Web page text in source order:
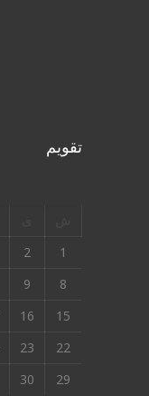
تقویم
1
2
8
9
15
16
22
23
29
30